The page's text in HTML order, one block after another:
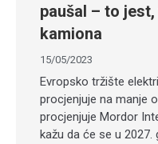
paušal – to
kamiona
15/05/2023
Evropsko tržište
procjenjuje na manje
procjenjuje Mordor
kažu da će se u